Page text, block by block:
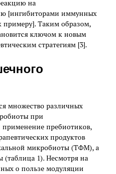
на
[ингибиторами иммунных
примеру]. Таким образом,
ключом к новым
стратегиям [3].
множество различных
при
применение пребиотиков,
продуктов
микробиоты (ТФМ), а
(таблица 1). Несмотря на
о пользе модуляции